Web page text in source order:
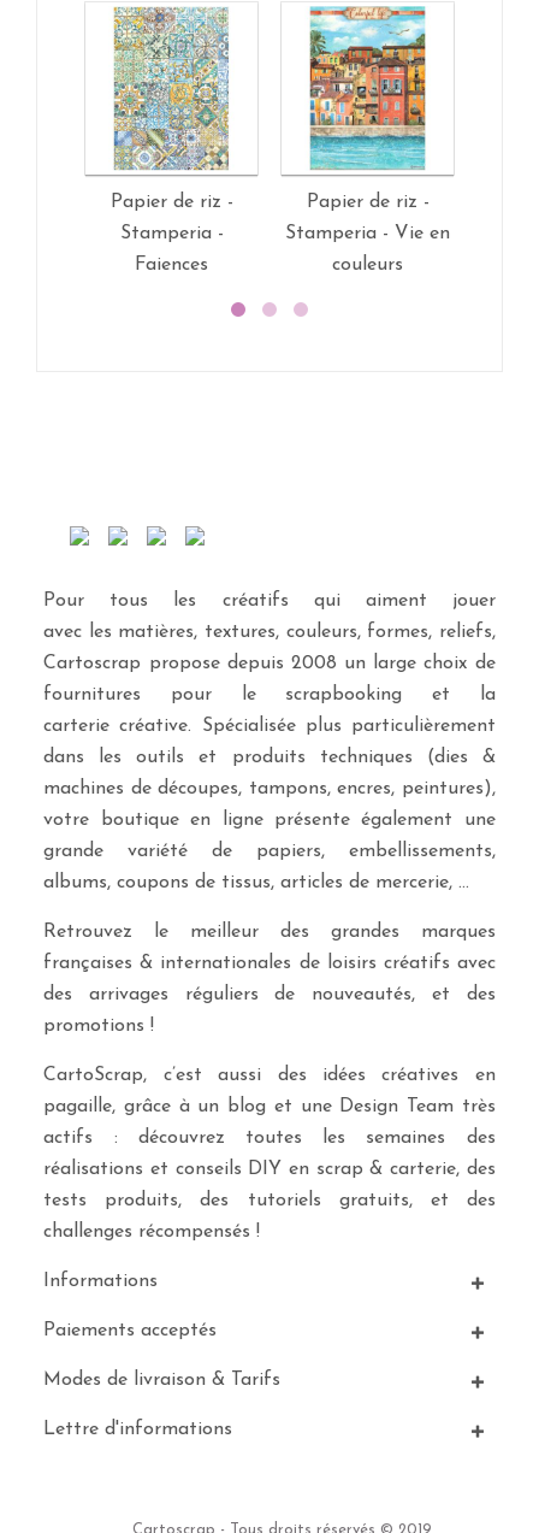
Papier de riz -
Stamperia -
Faiences
Papier de riz -
Stamperia - Vie en
couleurs
Pour tous les créatifs qui aiment jouer
avec les matières, textures, couleurs, formes, reliefs,
Cartoscrap propose depuis 2008 un large choix de
fournitures pour le scrapbooking et la
carterie créative. Spécialisée plus particulièrement
dans les outils et produits techniques (dies &
machines de découpes, tampons, encres, peintures),
votre boutique en ligne présente également une
grande variété de papiers, embellissements,
albums, coupons de tissus, articles de mercerie, …
Retrouvez le meilleur des grandes marques
françaises & internationales de loisirs créatifs avec
des arrivages réguliers de nouveautés, et des
promotions !
CartoScrap, c’est aussi des idées créatives en
pagaille, grâce à un blog et une Design Team très
actifs : découvrez toutes les semaines des
réalisations et conseils DIY en scrap & carterie, des
tests produits, des tutoriels gratuits, et des
challenges récompensés !
Informations
Paiements acceptés
Modes de livraison & Tarifs
Lettre d'informations